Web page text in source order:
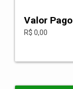
Valor Pago
R$ 0,00